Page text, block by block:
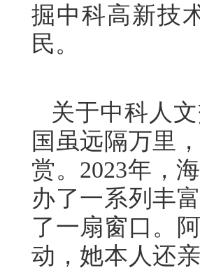
掘中科高新技
民。
关于中科人
国虽远隔万里
赏。2023年，
办了一系列丰
了一扇窗口。
动，她本人还